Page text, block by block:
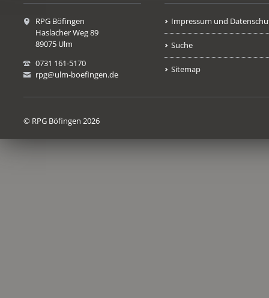
RPG Böfingen
Haslacher Weg 89
89075 Ulm
0731 161-5170
rpg@ulm-boefingen.de
Impressum und
Suche
Sitemap
© RPG Böfingen 2026